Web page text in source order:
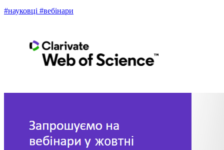
#науковці #вебінари